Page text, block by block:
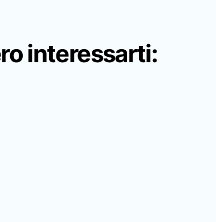
interessarti: